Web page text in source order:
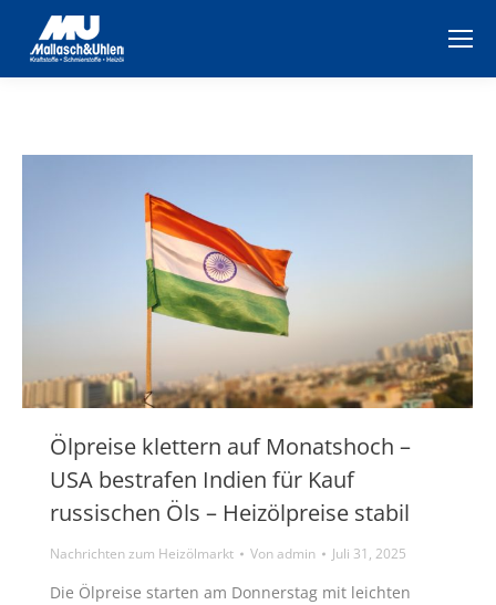
Ölpreise klettern auf Monatshoch –
USA bestrafen Indien für Kauf
russischen Öls – Heizölpreise stabil
Nachrichten zum Heizölmarkt Vonadmin Juli 31, 2025
Die Ölpreise starten am Donnerstag mit leichten